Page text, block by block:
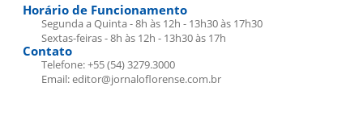
Horário de Funcionamento
Segunda a Quinta - 8h às 12h - 13h30 às 17h30
Sextas-feiras - 8h às 12h - 13h30 às 17h
Contato
Telefone: +55 (54) 3279.3000
Email: editor@jornaloflorense.com.br